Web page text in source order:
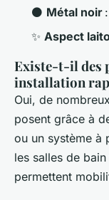
⚫ Métal noir
✨ Aspect
Existe-t-il des
installation
Oui, de nombreux
posent grâce à
ou un système à
les salles de
permettent